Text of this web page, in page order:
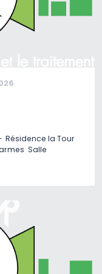
Résidence la Tour
Salle